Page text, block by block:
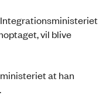
vil blive
at han